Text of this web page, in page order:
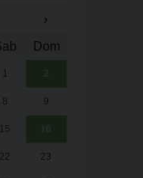
›
Dom
1 2
8 9
15 16
22 23